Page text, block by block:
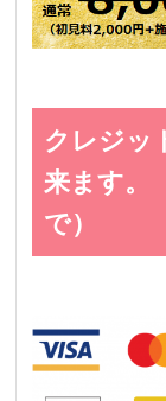
クレジッ
来ます。
で）